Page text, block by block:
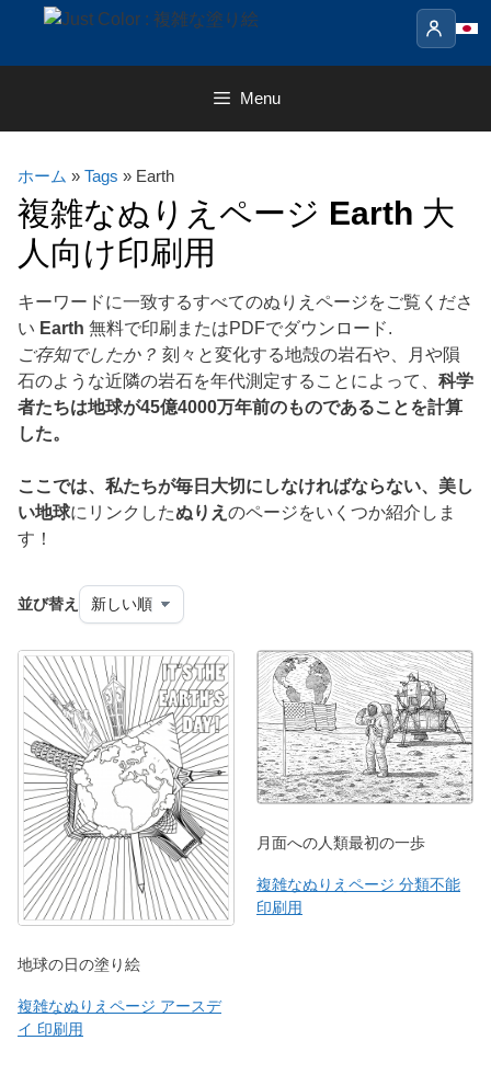
content
Menu
ホーム » Tags » Earth
複雑なぬりえページ Earth 大
人向け印刷用
キーワードに一致するすべてのぬりえページをご覧くださ
い Earth 無料で印刷またはPDFでダウンロード.
ご存知でしたか？ 刻々と変化する地殻の岩石や、月や隕
石のような近隣の岩石を年代測定することによって、 科学
者たちは地球が45億4000万年前のものであることを計算
した。
ここでは、私たちが毎日大切にしなければならない、美し
い地球にリンクしたぬりえ のページをいくつか紹介しま
す！
並び替え
地球の日の塗り絵
複雑なぬりえページ アースデ
イ 印刷用
月面への人類最初の一歩
複雑なぬりえページ 分類不能
印刷用